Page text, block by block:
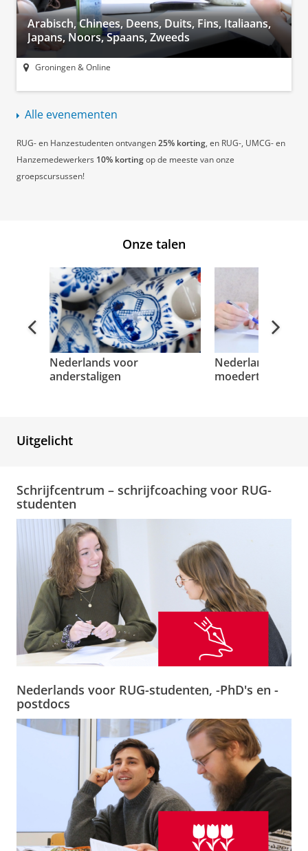
Arabisch, Chinees, Deens, Duits, Fins, Italiaans,
Japans, Noors, Spaans, Zweeds
Groningen & Online
Alle evenementen
RUG- en Hanzestudenten ontvangen25% korting, en RUG-, UMCG- en
Hanzemedewerkers 10% kortingop de meeste van onze
groepscursussen!
Onze talen
Vorige
Nederlands voor
anderstaligen
Nederlands voor
Uitgelicht
Schrijfcentrum – schrijfcoaching voor RUG-
studenten
Nederlands voor RUG-studenten, -PhD's en -
postdocs